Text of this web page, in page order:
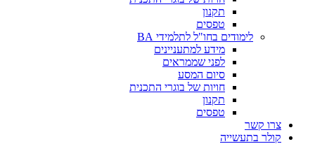
תקנון
טפסים
לימודים בחו"ל לתלמידי BA
מידע למתעניינים
לפני שממראים
סיום המסע
חויות של בוגרי התכנית
תקנון
טפסים
צרו קשר
קולר בתעשייה